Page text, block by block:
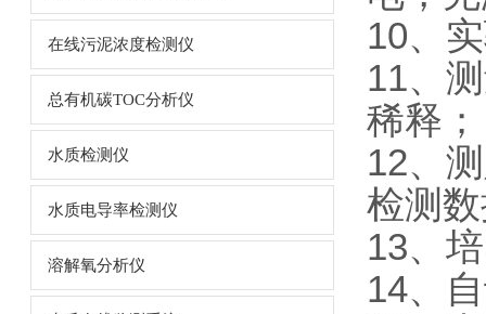
在线污泥浓度检测仪
总有机碳TOC分析仪
水质检测仪
水质电导率检测仪
溶解氧分析仪
10、
11、
稀释；
12、
检测
13、
14、